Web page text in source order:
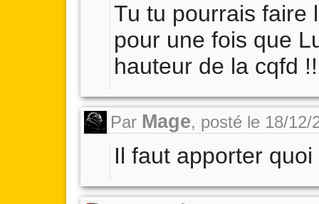
Tu tu pourrais faire
pour une fois que
hauteur de la cqfd
Par Mage, posté le 18/12/
Il faut apporter